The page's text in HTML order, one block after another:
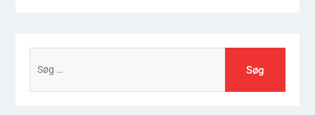
efter: